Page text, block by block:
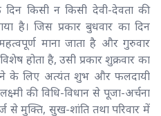
किसी न किसी देवी-देवता की
है। जिस प्रकार बुधवार का दिन
माना जाता है और गुरुवार
होता है, उसी प्रकार शुक्रवार का
के लिए अत्यंत शुभ और फलदायी
की विधि-विधान से पूजा-अर्चना
मुक्ति, सुख-शांति तथा परिवार में